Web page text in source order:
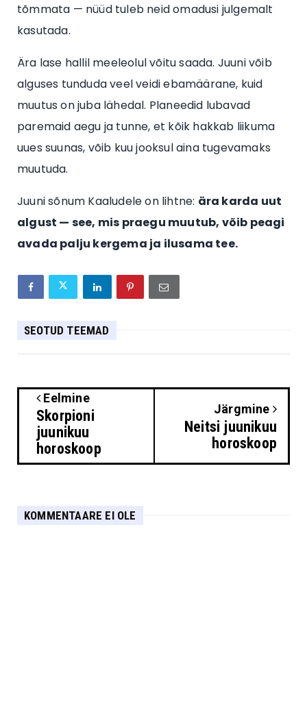
tõmmata — nüüd tuleb neid omadusi julgemalt
kasutada.
Ära lase hallil meeleolul võitu saada. Juuni võib
alguses tunduda veel veidi ebamäärane, kuid
muutus on juba lähedal. Planeedid lubavad
paremaid aegu ja tunne, et kõik hakkab liikuma
uues suunas, võib kuu jooksul aina tugevamaks
muutuda.
Juuni sõnum Kaaludele on lihtne: ära karda uut
algust — see, mis praegu muutub, võib peagi
avada palju kergema ja ilusama tee.
SEOTUD TEEMAD
Eelmine
Skorpioni
juunikuu
horoskoop
Järgmine
Neitsi juunikuu
horoskoop
KOMMENTAARE EI OLE